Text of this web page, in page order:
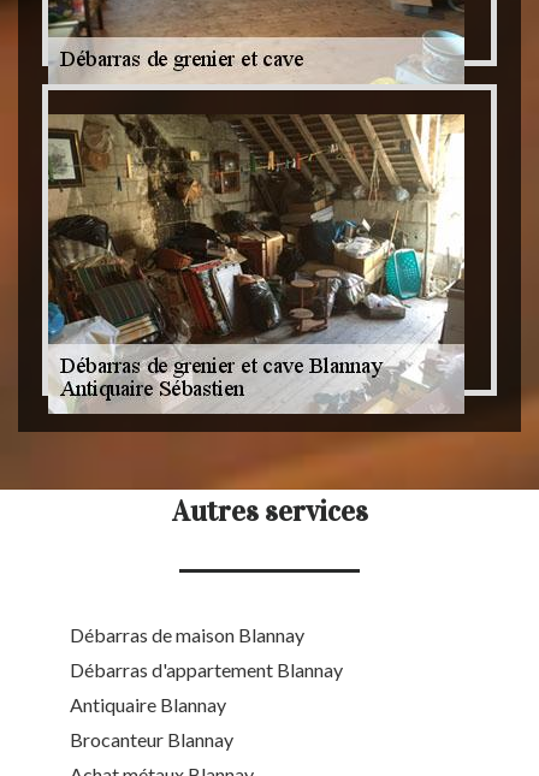
Autres services
Débarras de maison Blannay
Débarras d'appartement Blannay
Antiquaire Blannay
Brocanteur Blannay